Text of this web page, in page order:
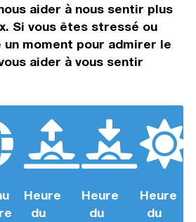
aider à nous sentir plus
Si vous êtes stressé ou
moment pour admirer le
aider à vous sentir
Heure
du
Heure
du
Heure
du